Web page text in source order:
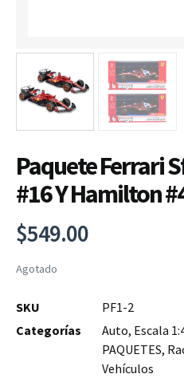
Paquete Ferrari
#16 Y Hamilton
$549.00
Agotado
SKU
PF1-2
Categorías
Auto, Escala
PAQUETES,
Vehículos